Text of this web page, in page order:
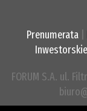
Prenumerata
Inwestorskie
FORUM S.A. ul.